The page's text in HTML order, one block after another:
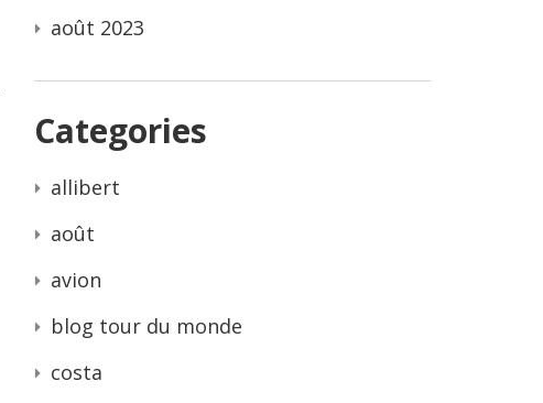
août 2023
Categories
allibert
août
avion
blog tour du monde
costa